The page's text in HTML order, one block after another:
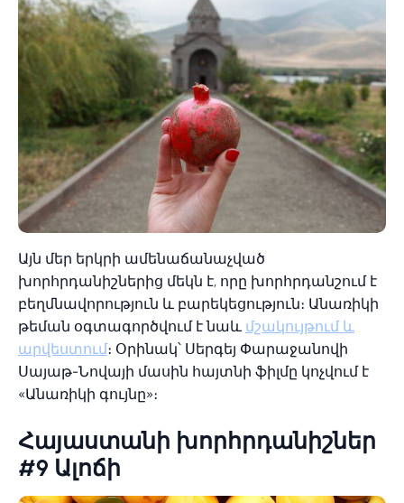
Այն մեր երկրի ամենաճանաչված
խորհրդանիշներից մեկն է, որը խորհրդանշում է
բեղմնավորություն և բարեկեցություն։ Անառիկի
թեման օգտագործվում է նաև մշակույթում և
արվեստում։ Օրինակ՝ Սերգեյ Փարաջանովի
Սայաթ-Նովայի մասին հայտնի ֆիլմը կոչվում է
«Անառիկի գույնը»։
Հայաստանի խորհրդանիշներ
#9 Ալոճի